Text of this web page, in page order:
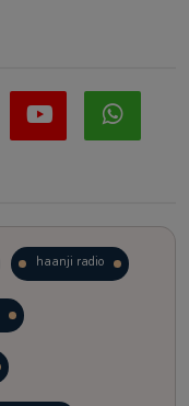
haanji radio